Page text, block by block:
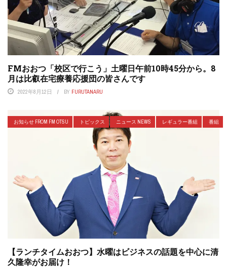
FMおおつ「校区で行こう」土曜日午前10時45分から。8
月は比叡在宅療養応援団の皆さんです
2022年8月12日 BY FURUTANARU
お知らせ FROM FM OTSU トピックス ニュース NEWS レギュラー番組 番組
【ランチタイムおおつ】水曜はビジネスの話題を中心に清
久隆幸がお届け！